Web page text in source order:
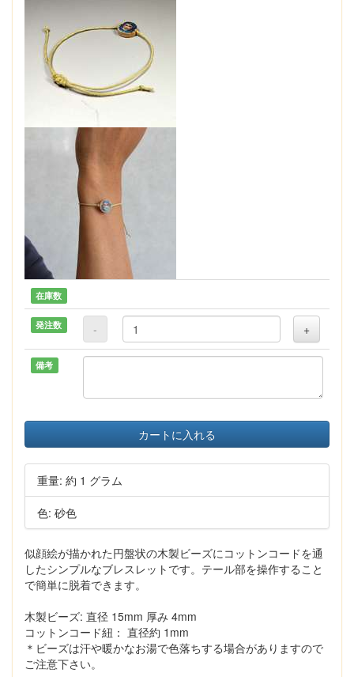
在庫数
発注数 - +
備考
カートに入れる
重量: 約 1 グラム
色: 砂色
似顔絵が描かれた円盤状の木製ビーズにコットンコードを通
したシンプルなブレスレットです。テール部を操作すること
で簡単に脱着できます。
木製ビーズ: 直径 15mm 厚み 4mm
コットンコード紐： 直径約 1mm
＊ビーズは汗や暖かなお湯で色落ちする場合がありますので
ご注意下さい。